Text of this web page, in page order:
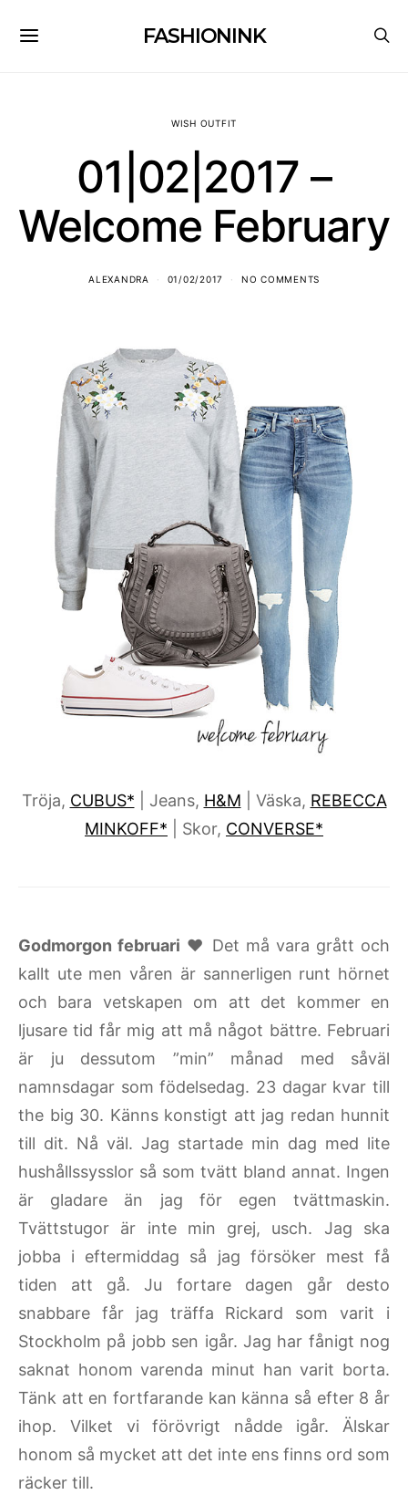
FASHIONINK
WISH OUTFIT
01|02|2017 –
Welcome February
ALEXANDRA 01/02/2017 NO COMMENTS
Tröja, CUBUS* | Jeans, H&M | Väska, REBECCA
MINKOFF* | Skor, CONVERSE*
Godmorgon februari ♥ Det må vara grått och
kallt ute men våren är sannerligen runt hörnet
och bara vetskapen om att det kommer en
ljusare tid får mig att må något bättre. Februari
är ju dessutom ”min” månad med såväl
namnsdagar som födelsedag. 23 dagar kvar till
the big 30. Känns konstigt att jag redan hunnit
till dit. Nå väl. Jag startade min dag med lite
hushållssysslor så som tvätt bland annat. Ingen
är gladare än jag för egen tvättmaskin.
Tvättstugor är inte min grej, usch. Jag ska
jobba i eftermiddag så jag försöker mest få
tiden att gå. Ju fortare dagen går desto
snabbare får jag träffa Rickard som varit i
Stockholm på jobb sen igår. Jag har fånigt nog
saknat honom varenda minut han varit borta.
Tänk att en fortfarande kan känna så efter 8 år
ihop. Vilket vi förövrigt nådde igår. Älskar
honom så mycket att det inte ens finns ord som
räcker till.